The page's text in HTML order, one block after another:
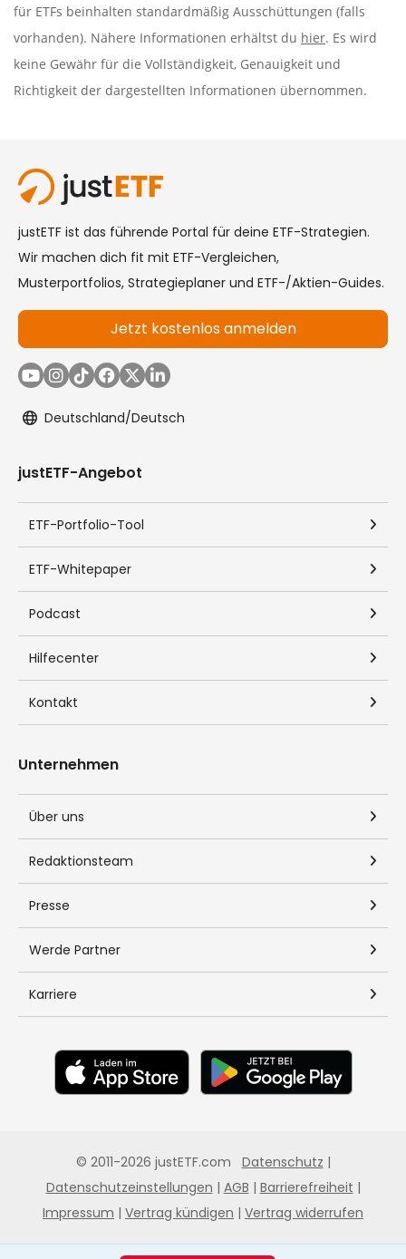
für ETFs beinhalten standardmäßig Ausschüttungen (falls
vorhanden). Nähere Informationen erhältst du hier. Es wird
keine Gewähr für die Vollständigkeit, Genauigkeit und
Richtigkeit der dargestellten Informationen übernommen.